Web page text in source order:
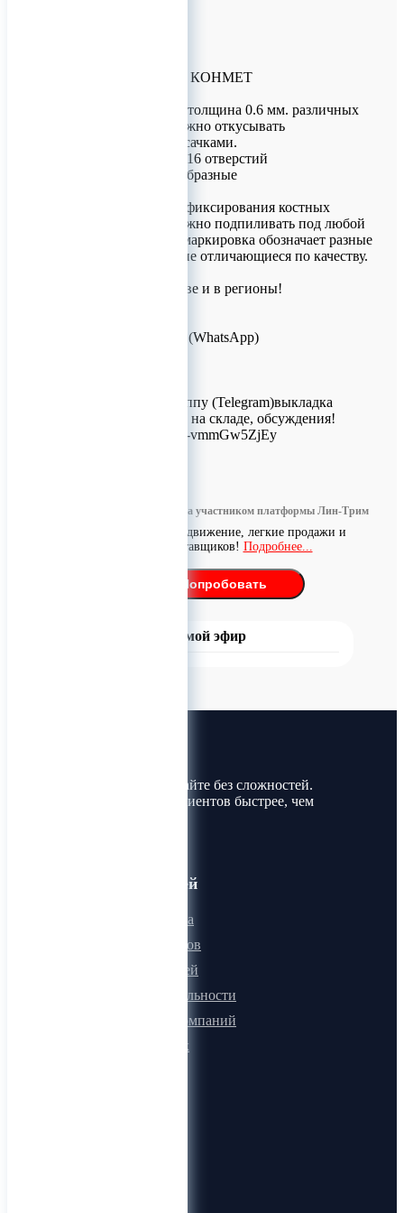
МиКРО-пластины КОНМЕТ
МиКРО-плстины: толщина 0.6 мм. различных
конфигураций, можно откусывать
медицинскими кусачками.
Прямые на 4, 6, 8, 16 отверстий
C, L, T, H, Y, Х – образные
Применяются для фиксирования костных
блоков, гнутся, можно подпиливать под любой
размер. Цветовая маркировка обозначает разные
лоты продукции, не отличающиеся по качеству.
Доставка по Москве и в регионы!
+7 (926) 209-09-94 (WhatsApp)
Приглашаем в группу (Telegram)выкладка
новостей, наличие на складе, обсуждения!
https://t.me/+Gby76-vmmGw5ZjEy
Информация размещена участником платформы Лин-Трим
Бесплатное продвижение, легкие продажи и
поиск поставщиков! Подробнее...
Попробовать
Прямой эфир
Покупайте и продавайте без сложностей.
Найдите товары и клиентов быстрее, чем
Для пользователей
Онлайн визитка
Для поставщиков
Для покупателей
Программа лояльности
Микроблоги компаний
Быстрый поиск